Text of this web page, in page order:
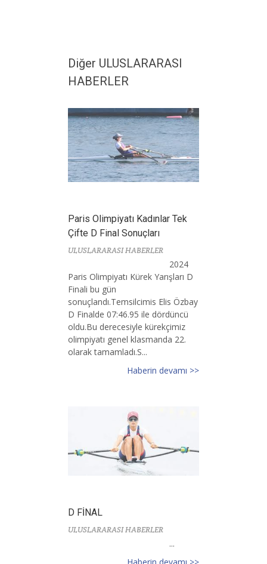
Diğer ULUSLARARASI
HABERLER
Paris Olimpiyatı Kadınlar Tek
Çifte D Final Sonuçları
ULUSLARARASI HABERLER
2024
Paris Olimpiyatı Kürek Yarışları D
Finali bu gün
sonuçlandı.Temsilcimis Elis Özbay
D Finalde 07:46.95 ile dördüncü
oldu.Bu derecesiyle kürekçimiz
olimpiyatı genel klasmanda 22.
olarak tamamladı.S...
Haberin devamı >>
D FİNAL
ULUSLARARASI HABERLER
...
Haberin devamı >>